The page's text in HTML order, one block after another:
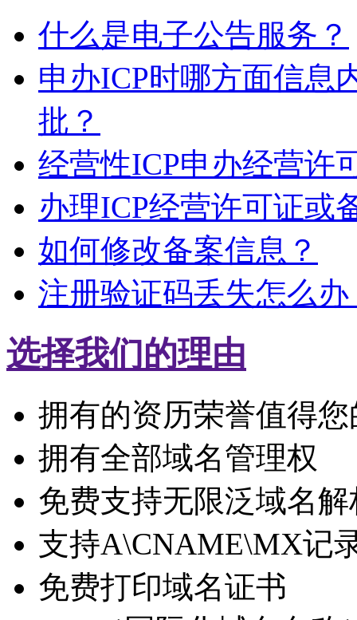
什么是电子公告服务？
申办ICP时哪方面信息
批？
经营性ICP申办经营许
办理ICP经营许可证或
如何修改备案信息？
注册验证码丢失怎么办
选择我们的理由
拥有的资历荣誉值得
拥有全部域名管理权
免费支持无限泛域名解
支持A\CNAME\MX记
免费打印域名证书